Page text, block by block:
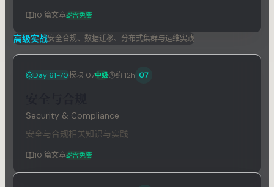
10 篇文章 含免费
高级实战安全合规、数据迁移、分布式集群与运维实践
Day 61-70模块 07中级 约 12h 07
Security & Compliance
安全与合规相关知识与实践
10 篇文章 含免费